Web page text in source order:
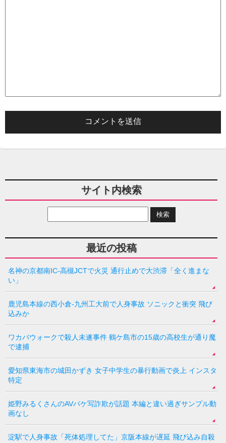
サイト内検索
最近の投稿
名神の京都南IC-高槻JCTで火災 通行止めで大渋滞「全く進まな
い」
鹿児島本線の西小倉-九州工大前で人身事故 ソニックと衝突 飛び
込みか
ワカバウォークで殺人未遂事件 鶴ケ島市の15歳の高校生が通り魔
で逮捕
愛知県東海市の城田かずき 女子中学生の暴行動画で炎上 インスタ
特定
姫野みるくさんのAVパケ写詐欺が話題 本編と違い過ぎサンプル動
画なし
淀駅で人身事故「死体処理してた」京阪本線が遅延 飛び込み自殺